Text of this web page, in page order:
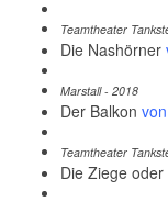
Teamtheater
Die Nashörner
Marstall - 2018
Der Balkon
Teamtheater
Die Ziege